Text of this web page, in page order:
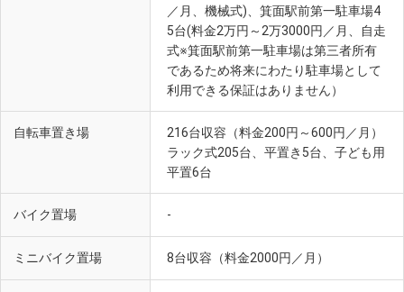
／月、機械式)、箕面駅前第一駐車場4
5台(料金2万円～2万3000円／月、自走
式※箕面駅前第一駐車場は第三者所有
であるため将来にわたり駐車場として
利用できる保証はありません）
自転車置き場
216台収容（料金200円～600円／月）
ラック式205台、平置き5台、子ども用
平置6台
バイク置場 -
ミニバイク置場 8台収容（料金2000円／月）